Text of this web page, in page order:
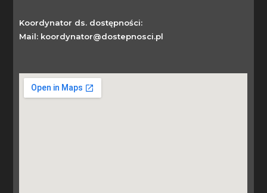
Koordynator ds. dostępności:
Mail: koordynator@dostepnosci.pl